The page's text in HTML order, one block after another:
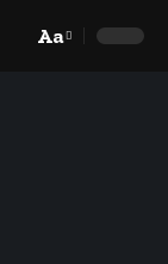
Font
Aa